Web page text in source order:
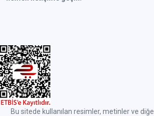
Bu sitede kullanılan resimler, metinler ve